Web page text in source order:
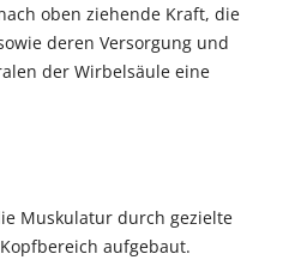
oben ziehende Kraft, die
deren Versorgung und
der Wirbelsäule eine
Muskulatur durch gezielte
aufgebaut.